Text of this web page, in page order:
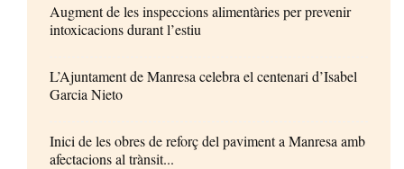
Augment de les inspeccions alimentàries per prevenir
intoxicacions durant l’estiu
L’Ajuntament de Manresa celebra el centenari d’Isabel
Garcia Nieto
Inici de les obres de reforç del paviment a Manresa amb
afectacions al trànsit...